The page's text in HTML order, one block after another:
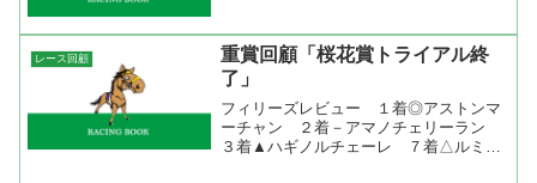
かと思ったどけ勝利の女神はいたんだ
ね。おめでとう、松永幹夫騎...
レース回顧
重賞回顧「桜花賞トライアル終
了」
フィリーズレビュー １着◎アストンマ
ーチャン ２着－アマノチェリーラン
３着▲ハギノルチェーレ ７着△ルミナ